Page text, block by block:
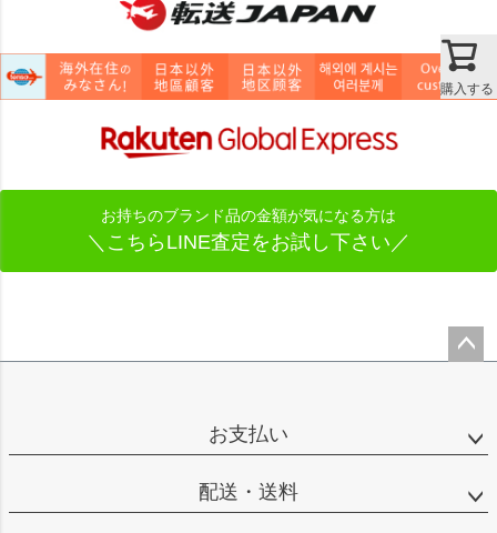
購入する
お持ちのブランド品の金額が気になる方は
＼こちらLINE査定をお試し下さい／
お支払い
配送・送料